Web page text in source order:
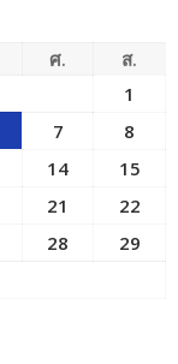
ศ.
ส.
1
7
8
14
15
21
22
28
29